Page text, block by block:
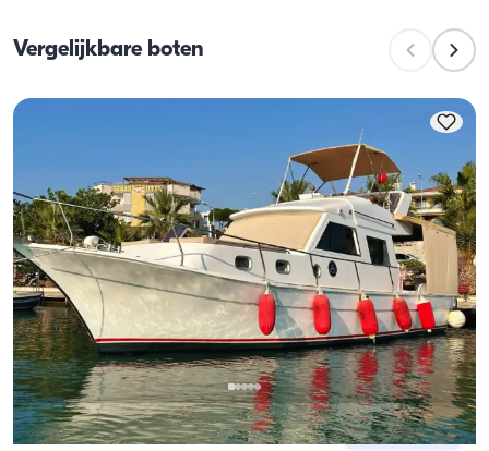
tijdens dagtochten is. Bij overnachtingen geldt de
vaartcapaciteit.
Vergelijkbare boten
Ayvalık, Balıkesir Nieuwe boot